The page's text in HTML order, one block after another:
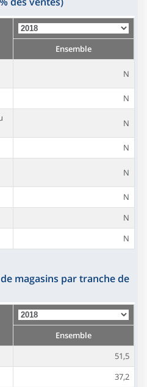
Ensemble
N
N
N
N
N
N
N
N
magasins par tranche de
Ensemble
51,5
37,2